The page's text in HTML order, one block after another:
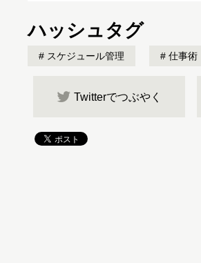
ハッシュタグ
スケジュール管理 仕事術
Twitterでつぶやく